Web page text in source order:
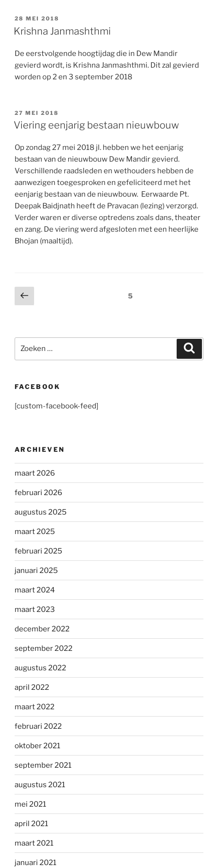
GEPLAATST
OP
28 MEI 2018
Krishna Janmashthmi
De eerstvolgende hoogtijdag die in Dew Mandir
gevierd wordt, is Krishna Janmashthmi. Dit zal gevierd
worden op 2 en 3 september 2018
GEPLAATST
OP
27 MEI 2018
Viering eenjarig bestaan nieuwbouw
Op zondag 27 mei 2018 jl. hebben we het eenjarig
bestaan van de nieuwbouw Dew Mandir gevierd.
Verschillende raadsleden en wethouders hebben de
aanwezigen toegesproken en gefeliciteerd met het
eenjarig bestaan van de nieuwbouw. Eerwaarde Pt.
Deepak Baidjnath heeft de Pravacan (lezing) verzorgd.
Verder waren er diverse optredens zoals dans, theater
en zang. De viering werd afgesloten met een heerlijke
Bhojan (maaltijd).
Berichten
paginering
Vorige
pagina
Pagina5
naar:
FACEBOOK
[custom-facebook-feed]
ARCHIEVEN
maart 2026
februari 2026
augustus 2025
maart 2025
februari 2025
januari 2025
maart 2024
maart 2023
december 2022
september 2022
augustus 2022
april 2022
maart 2022
februari 2022
oktober 2021
september 2021
augustus 2021
mei 2021
april 2021
maart 2021
januari 2021